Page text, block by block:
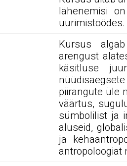
lähenemisi
uurimistöödes.
Kursus
arengust
käsitluse
piirangute üle
väärtus,
sümbolilist ja
aluseid,
ja
antropoloogiat